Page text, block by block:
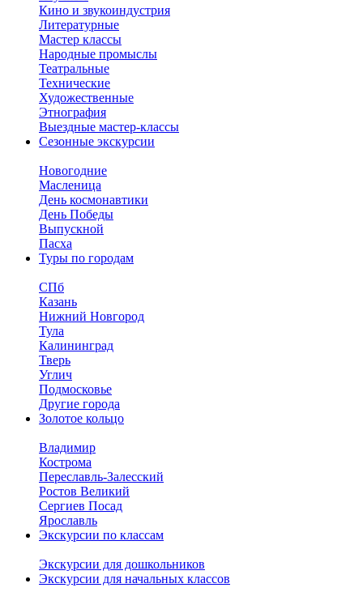
Кино и звукоиндустрия
Литературные
Мастер классы
Народные промыслы
Театральные
Технические
Художественные
Этнография
Выездные мастер-классы
Сезонные экскурсии
Новогодние
Масленица
День космонавтики
День Победы
Выпускной
Пасха
Туры по городам
СПб
Казань
Нижний Новгород
Тула
Калининград
Тверь
Углич
Подмосковье
Другие города
Золотое кольцо
Владимир
Кострома
Переславль-Залесский
Ростов Великий
Сергиев Посад
Ярославль
Экскурсии по классам
Экскурсии для дошкольников
Экскурсии для начальных классов